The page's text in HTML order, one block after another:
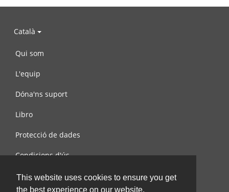
This website uses cookies to ensure you get
the best experience on our website.
Català
Qui som
L'equip
Dóna'ns suport
Libro
Protecció de dades
Condicions d'ús
Contacta amb nosaltres